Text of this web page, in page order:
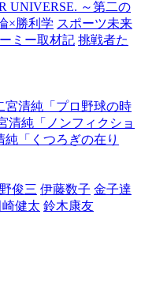
UNIVERSE. ～第二の
×勝利学 スポーツ未来
ミー取材記 挑戦者た
宮清純「プロ野球の時
清純「ノンフィクショ
純「くつろぎの在り
俊三 伊藤数子 金子達
崎健太 鈴木康友